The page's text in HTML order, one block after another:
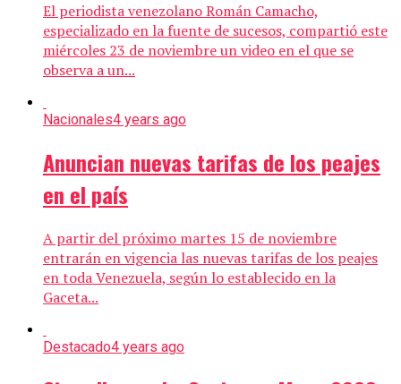
El periodista venezolano Román Camacho,
especializado en la fuente de sucesos, compartió este
miércoles 23 de noviembre un video en el que se
observa a un...
Nacionales4 years ago
Anuncian nuevas tarifas de los peajes
en el país
A partir del próximo martes 15 de noviembre
entrarán en vigencia las nuevas tarifas de los peajes
en toda Venezuela, según lo establecido en la
Gaceta...
Destacado4 years ago